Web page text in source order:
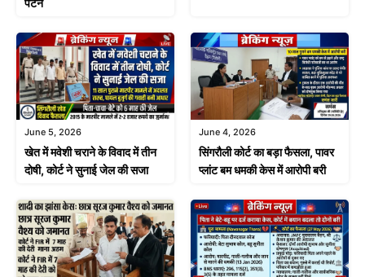
पैटर्न
June 5, 2026
खेत में मवेशी चराने के विवाद में तीन
दोषी, कोर्ट ने सुनाई जेल की सजा
June 4, 2026
सिंगरौली कोर्ट का बड़ा फैसला, पावर
प्लांट बम धमकी केस में आरोपी बरी